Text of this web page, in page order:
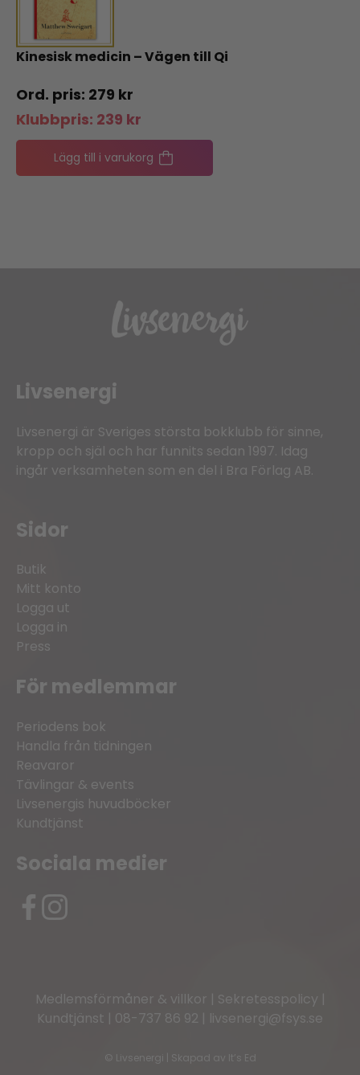
Kinesisk medicin – Vägen till Qi
279 kr
Klubbpris: 239 kr
Lägg till i varukorg
Livsenergi
Livsenergi är Sveriges största bokklubb för sinne,
kropp och själ och har funnits sedan 1997. Idag
ingår verksamheten som en del i Bra Förlag AB.
Sidor
Butik
Mitt konto
Logga ut
Logga in
Press
För medlemmar
Periodens bok
Handla från tidningen
Reavaror
Tävlingar & events
Livsenergis huvudböcker
Kundtjänst
Sociala medier
Medlemsförmåner & villkor | Sekretesspolicy |
Kundtjänst | 08-737 86 92 | livsenergi@fsys.se
© Livsenergi | Skapad av It’s Ed